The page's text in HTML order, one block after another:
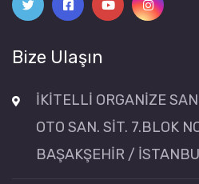
Bize Ulaşın
İKİTELLİ ORGANİZE
OTO SAN. SİT. 7.BLOK
BAŞAKŞEHİR /